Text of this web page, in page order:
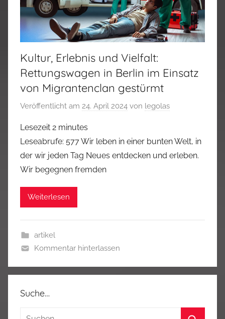
Kultur, Erlebnis und Vielfalt:
Rettungswagen in Berlin im Einsatz
von Migrantenclan gestürmt
Veröffentlicht am 24. April 2024 von legolas
Lesezeit 2 minutes
Leseabrufe: 577 Wir leben in einer bunten Welt, in
der wir jeden Tag Neues entdecken und erleben.
Wir begegnen fremden
Weiterlesen
artikel
Kommentar hinterlassen
Suche…
Suchen